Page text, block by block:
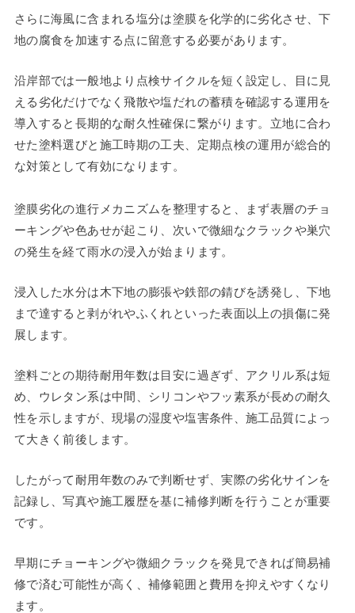
さらに海風に含まれる塩分は塗膜を化学的に劣化させ、下
地の腐食を加速する点に留意する必要があります。
沿岸部では一般地より点検サイクルを短く設定し、目に見
える劣化だけでなく飛散や塩だれの蓄積を確認する運用を
導入すると長期的な耐久性確保に繋がります。立地に合わ
せた塗料選びと施工時期の工夫、定期点検の運用が総合的
な対策として有効になります。
塗膜劣化の進行メカニズムを整理すると、まず表層のチョ
ーキングや色あせが起こり、次いで微細なクラックや巣穴
の発生を経て雨水の浸入が始まります。
浸入した水分は木下地の膨張や鉄部の錆びを誘発し、下地
まで達すると剥がれやふくれといった表面以上の損傷に発
展します。
塗料ごとの期待耐用年数は目安に過ぎず、アクリル系は短
め、ウレタン系は中間、シリコンやフッ素系が長めの耐久
性を示しますが、現場の湿度や塩害条件、施工品質によっ
て大きく前後します。
したがって耐用年数のみで判断せず、実際の劣化サインを
記録し、写真や施工履歴を基に補修判断を行うことが重要
です。
早期にチョーキングや微細クラックを発見できれば簡易補
修で済む可能性が高く、補修範囲と費用を抑えやすくなり
ます。